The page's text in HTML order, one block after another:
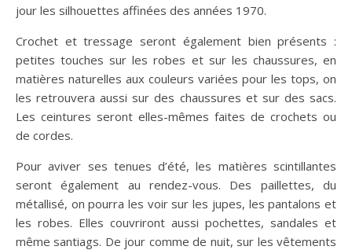
jour les silhouettes affinées des années 1970.
Crochet et tressage seront également bien présents :
petites touches sur les robes et sur les chaussures, en
matières naturelles aux couleurs variées pour les tops, on
les retrouvera aussi sur des chaussures et sur des sacs.
Les ceintures seront elles-mêmes faites de crochets ou
de cordes.
Pour aviver ses tenues d’été, les matières scintillantes
seront également au rendez-vous. Des paillettes, du
métallisé, on pourra les voir sur les jupes, les pantalons et
les robes. Elles couvriront aussi pochettes, sandales et
même santiags. De jour comme de nuit, sur les vêtements